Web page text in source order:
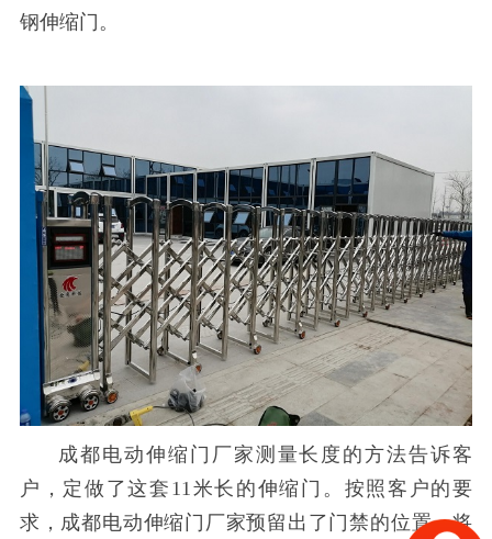
钢伸缩门。
成都电动伸缩门厂家测量长度的方法告诉客
户，定做了这套 11米长的伸缩门。按照客户的要
求，成都电动伸缩门厂家预留出了门禁的位置，将